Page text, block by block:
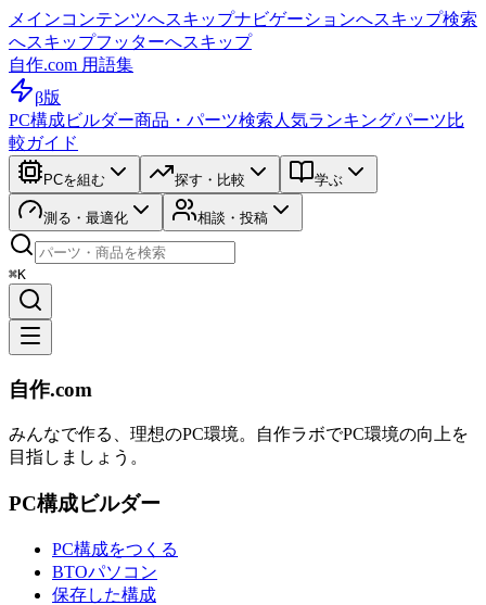
メインコンテンツへスキップナビゲーションへスキップ検索
へスキップフッターへスキップ
自作.com 用語集
β版
PC構成ビルダー商品・パーツ検索 人気ランキングパーツ比
較ガイド
PCを組む 探す・比較 学ぶ
測る・最適化 相談・投稿
⌘K
自作.com
みんなで作る、理想のPC環境。 自作ラボでPC環境の向上を
目指しましょう。
PC構成ビルダー
PC構成をつくる
BTOパソコン
保存した構成